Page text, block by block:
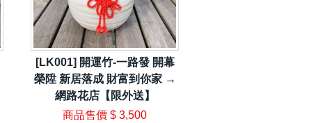
[LK001] 開運竹-一路發 開幕
榮陞 新居落成 財富到你家 →
網路花店【限外送】
商品售價 $ 3,500